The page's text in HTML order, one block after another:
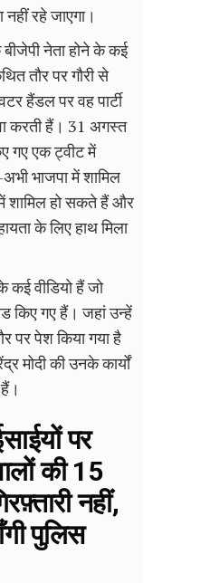
नहीं रहे जाएगा।
बीजेपी नेता होने के कई
तौर पर गौरी से
हैंडल पर वह पार्टी
करती हैं। 31 अगस्त
गए एक ट्वीट में
भाजपा में शामिल
शामिल हो सकते हैं और
के लिए हाथ मिला
वीडियो हैं जो
किए गए हैं। जहां उन्हें
पर पेश किया गया है
मोदी की उनके कार्यों
पर
की 15
नहीं,
पुलिस